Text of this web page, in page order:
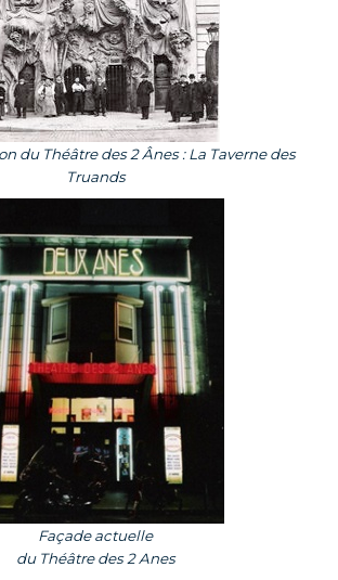
du Théâtre des 2Ânes: La Taverne des
Truands
Façade actuelle
du Théâtre des 2 Anes